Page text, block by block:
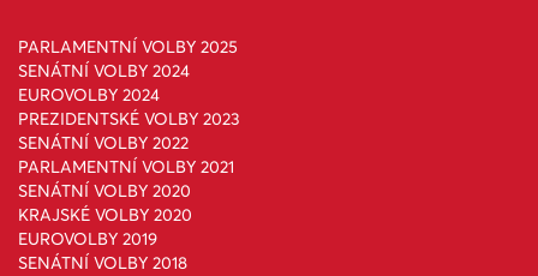
PARLAMENTNÍ VOLBY 2025
SENÁTNÍ VOLBY 2024
EUROVOLBY 2024
PREZIDENTSKÉ VOLBY 2023
SENÁTNÍ VOLBY 2022
PARLAMENTNÍ VOLBY 2021
SENÁTNÍ VOLBY 2020
KRAJSKÉ VOLBY 2020
EUROVOLBY 2019
SENÁTNÍ VOLBY 2018